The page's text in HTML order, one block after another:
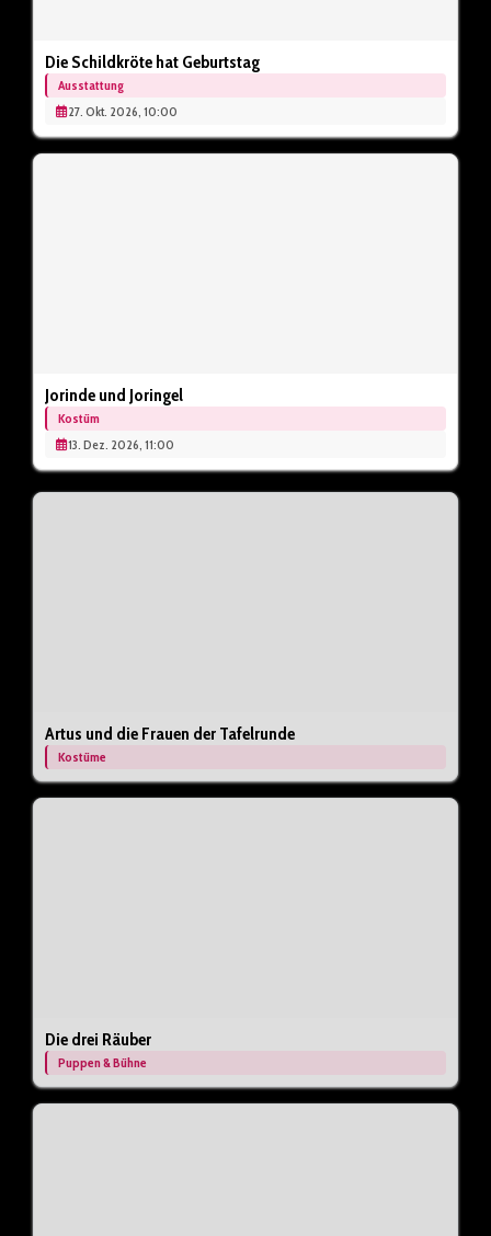
Die Schildkröte hat Geburtstag
Ausstattung
27. Okt. 2026, 10:00
Jorinde und Joringel
Kostüm
13. Dez. 2026, 11:00
Artus und die Frauen der Tafelrunde
Kostüme
Die drei Räuber
Puppen & Bühne